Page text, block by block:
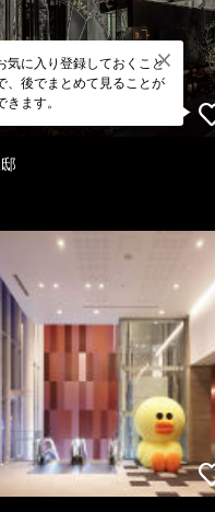
気に入り登録しておくこと
、後でまとめて見ることが
きます。